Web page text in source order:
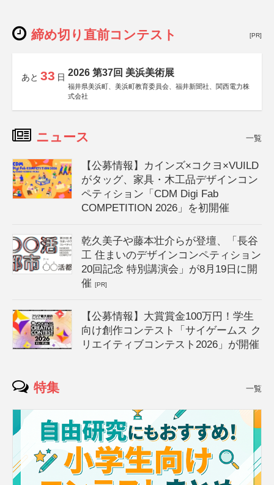
締め切り直前コンテスト [PR]
あと 33 日 2026 第37回 美浜美術展
福井県美浜町、美浜町教育委員会、福井新聞社、関西電力株
式会社
ニュース 一覧
【公募情報】カインズ×コクヨ×VUILD
がタッグ、家具・木工品デザインコン
ペティション「CDM Digi Fab
COMPETITION 2026」を初開催
乾久美子や藤本壮介らが登壇、「長谷
工 住まいのデザインコンペティション
20回記念 特別講演会」が8月19日に開
催[PR]
【公募情報】大賞賞金100万円！学生
向け創作コンテスト「サイゲームス ク
リエイティブコンテスト2026」が開催
特集 一覧